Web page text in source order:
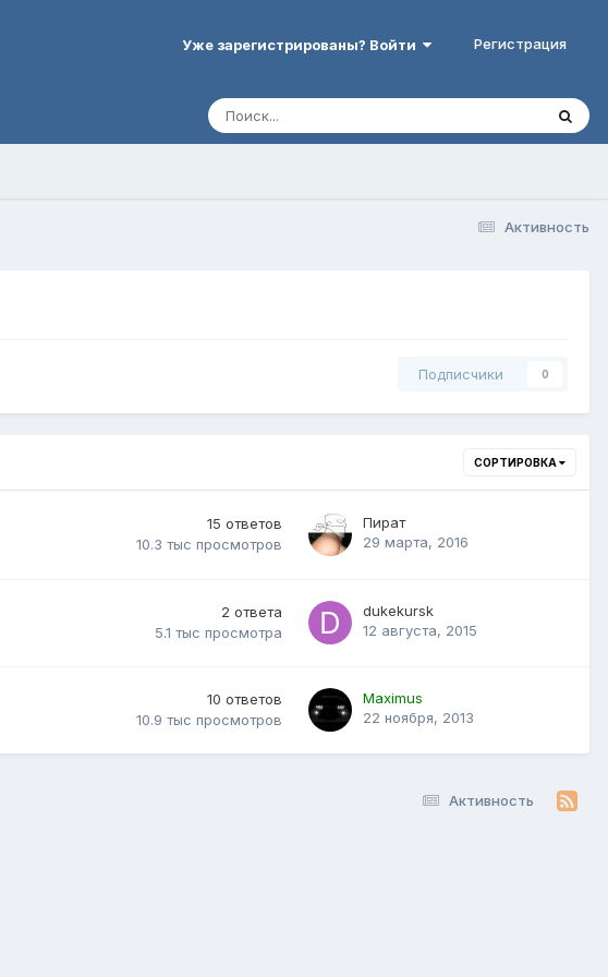
Уже зарегистрированы? Войти Регистрация
Активность
Подписчики 0
СОРТИРОВКА
15 ответов
10.3 тыс просмотров
Пират
29 марта, 2016
2 ответа
5.1 тыс просмотра
dukekursk
12 августа, 2015
10 ответов
10.9 тыс просмотров
Maximus
22 ноября, 2013
Активность